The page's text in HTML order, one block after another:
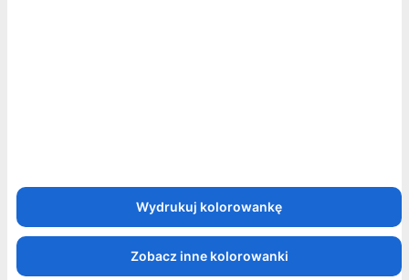
Zobacz inne kolorowanki